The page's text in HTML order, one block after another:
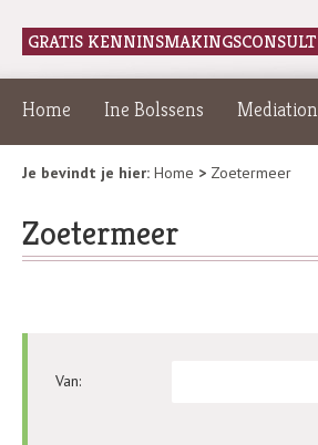
GRATIS KENNINSMAKINGSCONSULT
Home Ine Bolssens Mediation
Je bevindt je hier: Home > Zoetermeer
Zoetermeer
Van: